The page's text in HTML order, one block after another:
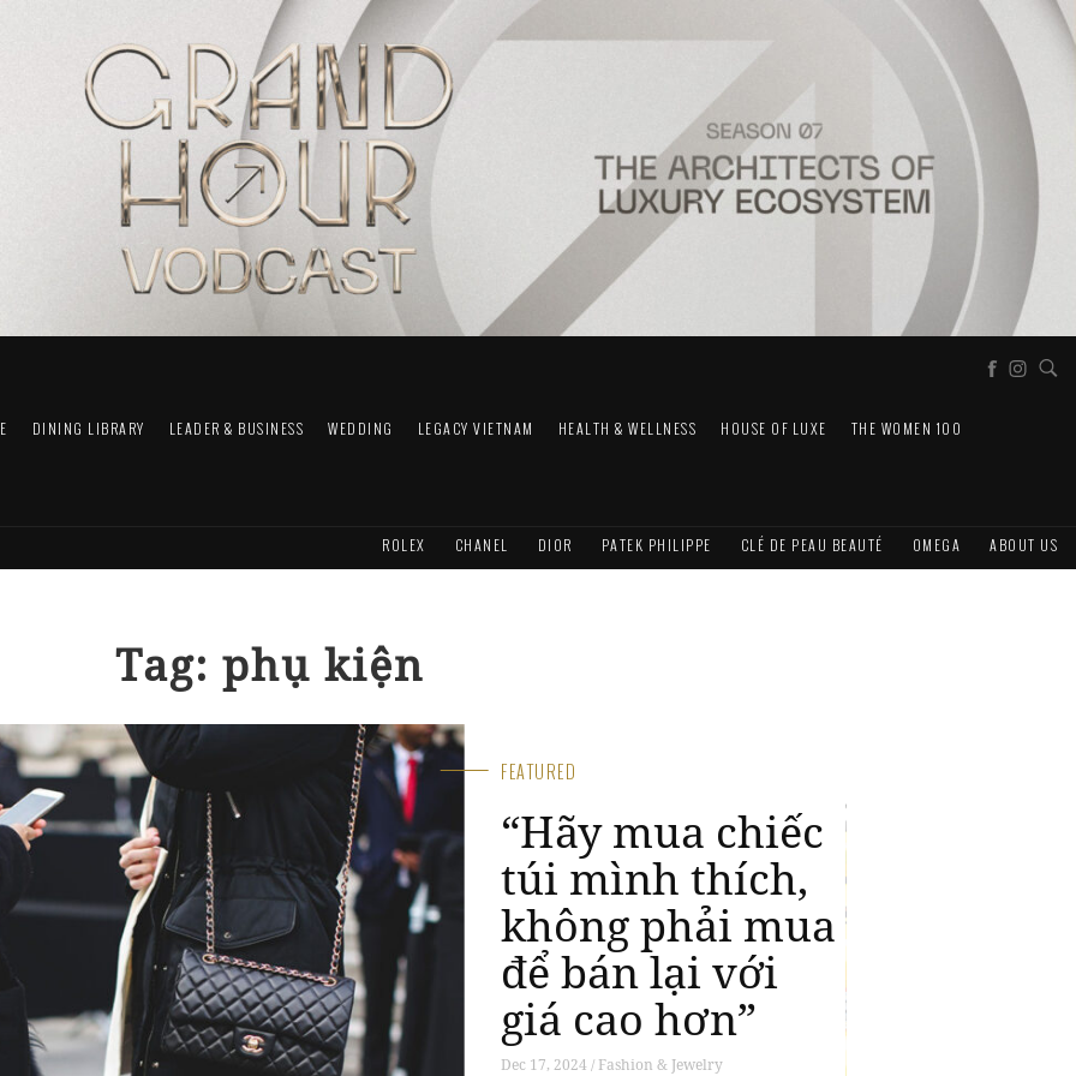
DINING LIBRARY LEADER & BUSINESS WEDDING LEGACY VIETNAM HEALTH & WELLNESS HOUSE OF LUXE THE WOMEN 100
ROLEX CHANEL DIOR PATEK PHILIPPE CLÉ DE PEAU BEAUTÉ OMEGA ABOUT US
Tag: phụ kiện
FEATURED
CHANEL Haute
Joaillerie: Cảm
hứng haute
couture và tuyệt
đỉnh chế tác